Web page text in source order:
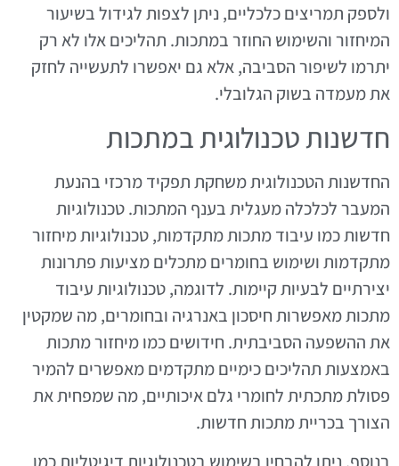
ולספק תמריצים כלכליים, ניתן לצפות לגידול בשיעור
המיחזור והשימוש החוזר במתכות. תהליכים אלו לא רק
יתרמו לשיפור הסביבה, אלא גם יאפשרו לתעשייה לחזק
את מעמדה בשוק הגלובלי.
חדשנות טכנולוגית במתכות
החדשנות הטכנולוגית משחקת תפקיד מרכזי בהנעת
המעבר לכלכלה מעגלית בענף המתכות. טכנולוגיות
חדשות כמו עיבוד מתכות מתקדמות, טכנולוגיות מיחזור
מתקדמות ושימוש בחומרים מתכלים מציעות פתרונות
יצירתיים לבעיות קיימות. לדוגמה, טכנולוגיות עיבוד
מתכות מאפשרות חיסכון באנרגיה ובחומרים, מה שמקטין
את ההשפעה הסביבתית. חידושים כמו מיחזור מתכות
באמצעות תהליכים כימיים מתקדמים מאפשרים להמיר
פסולת מתכתית לחומרי גלם איכותיים, מה שמפחית את
הצורך בכריית מתכות חדשות.